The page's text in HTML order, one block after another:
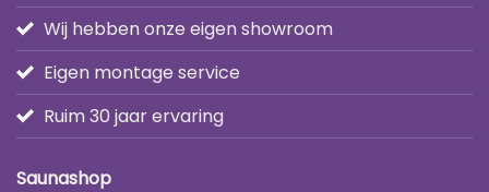
Wij hebben onze eigen showroom
Eigen montage service
Ruim 30 jaar ervaring
Saunashop